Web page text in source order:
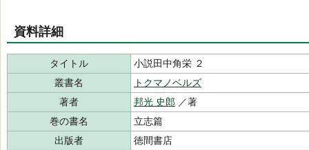
資料詳細
タイトル
小説田中角栄 ２
叢書名
トクマノベルズ
著者
邦光 史郎 ／著
巻の書名
立志篇
出版者
徳間書店